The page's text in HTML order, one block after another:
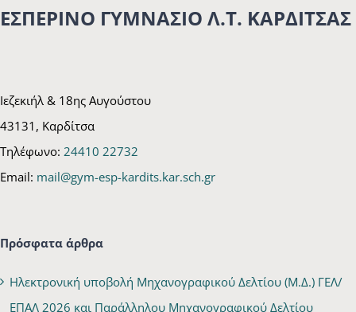
ΕΣΠΕΡΙΝΟ ΓΥΜΝΑΣΙΟ Λ.Τ. ΚΑΡΔΙΤΣΑΣ
Ιεζεκιήλ & 18ης Αυγούστου
43131, Καρδίτσα
Τηλέφωνο: 24410 22732
Email: mail@gym-esp-kardits.kar.sch.gr
Πρόσφατα άρθρα
Ηλεκτρονική υποβολή Μηχανογραφικού Δελτίου (Μ.Δ.) ΓΕΛ/
ΕΠΑΛ 2026 και Παράλληλου Μηχανογραφικού Δελτίου